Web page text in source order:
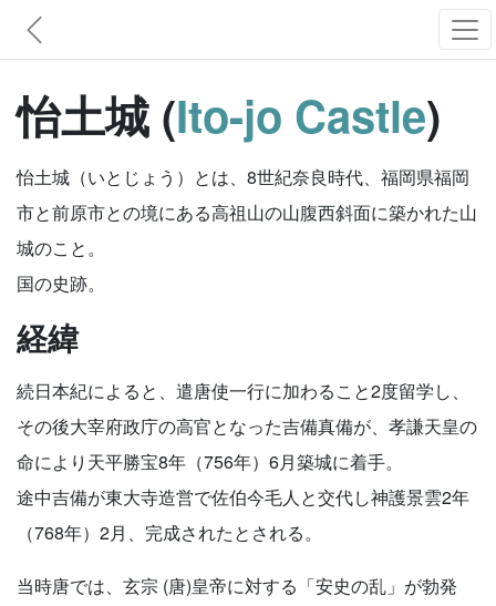
怡土城 (Ito-jo Castle)
怡土城（いとじょう）とは、8世紀奈良時代、福岡県福岡
市と前原市との境にある高祖山の山腹西斜面に築かれた山
城のこと。
国の史跡。
経緯
続日本紀によると、遣唐使一行に加わること2度留学し、
その後大宰府政庁の高官となった吉備真備が、孝謙天皇の
命により天平勝宝8年（756年）6月築城に着手。
途中吉備が東大寺造営で佐伯今毛人と交代し神護景雲2年
（768年）2月、完成されたとされる。
当時唐では、玄宗 (唐)皇帝に対する「安史の乱」が勃発